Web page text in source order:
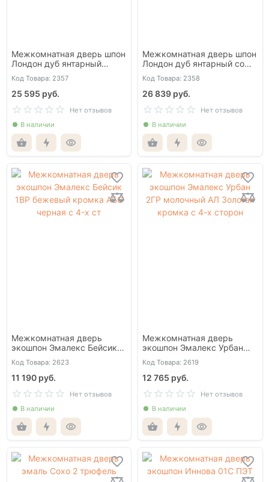
Межкомнатная дверь шпон
Лондон дуб янтарный
глухая
Код Товара: 2357
25 595 руб.
Нет отзывов
В наличии
Межкомнатная дверь шпон
Лондон дуб янтарный со
стеклом
Код Товара: 2358
26 839 руб.
Нет отзывов
В наличии
Межкомнатная дверь
экошпон Эмалекс Бейсик
1ВР бежевый кромка АБС
черная c 4-х ст
Код Товара: 2623
11 190 руб.
Нет отзывов
В наличии
Межкомнатная дверь
экошпон Эмалекс Урбан
2ГР молочный АЛ Золотая
кромка с 4-х сторон
Код Товара: 2619
12 765 руб.
Нет отзывов
В наличии